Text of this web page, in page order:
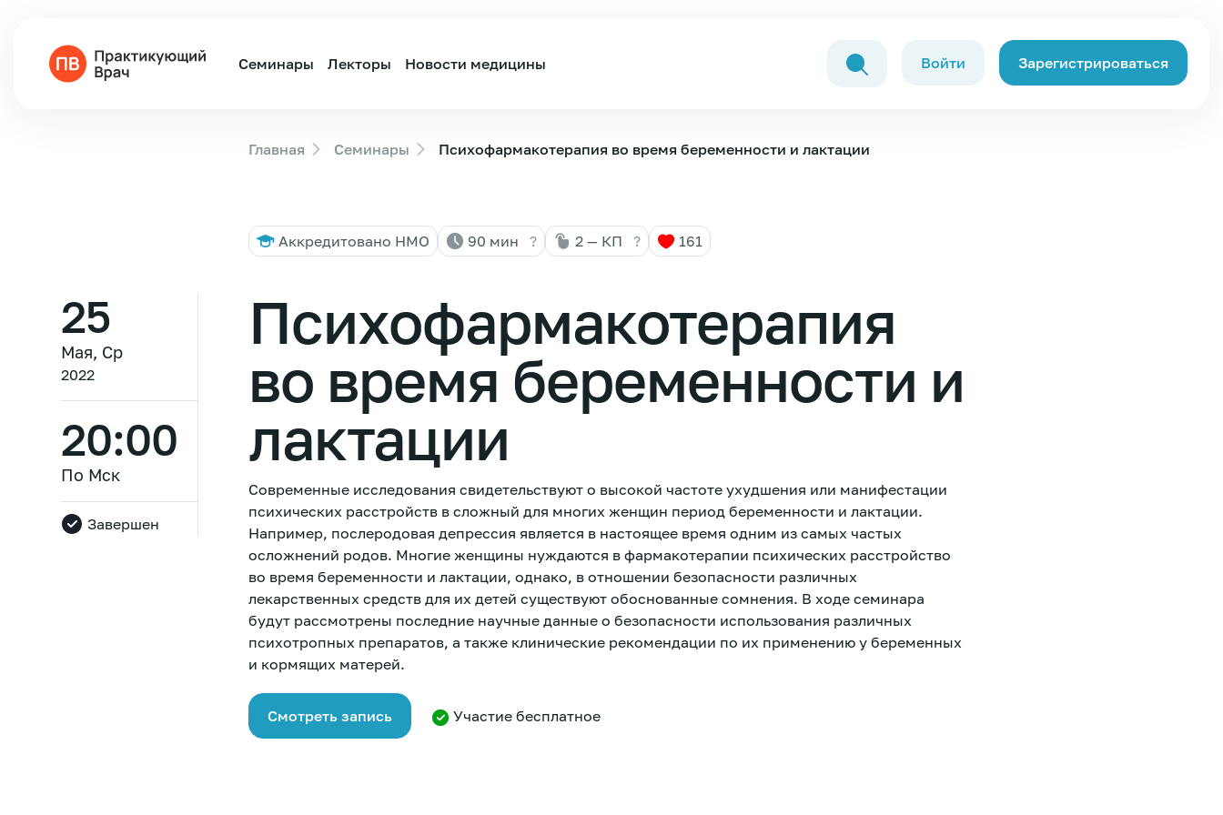
Семинары Лекторы Новости медицины Войти Зарегистрироваться
Главная Семинары Психофармакотерапия во время беременности и лактации
Аккредитовано НМО 90 мин ? 2 — КП ? 161
25
Мая, Ср
2022
20:00
По Мск
Завершен
Психофармакотерапия
во время беременности и
лактации
Современные исследования свидетельствуют о высокой частоте ухудшения или манифестации
психических расстройств в сложный для многих женщин период беременности и лактации.
Например, послеродовая депрессия является в настоящее время одним из самых частых
осложнений родов. Многие женщины нуждаются в фармакотерапии психических расстройство
во время беременности и лактации, однако, в отношении безопасности различных
лекарственных средств для их детей существуют обоснованные сомнения. В ходе семинара
будут рассмотрены последние научные данные о безопасности использования различных
психотропных препаратов, а также клинические рекомендации по их применению у беременных
и кормящих матерей.
Смотреть запись Участие бесплатное